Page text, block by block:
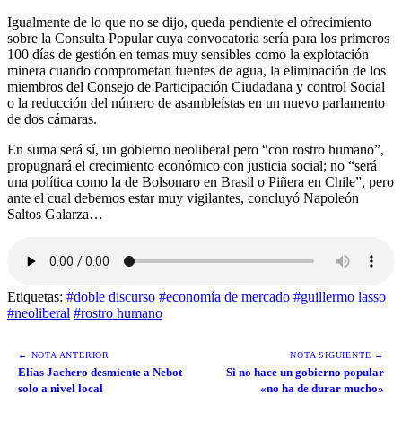
Igualmente de lo que no se dijo, queda pendiente el ofrecimiento
sobre la Consulta Popular cuya convocatoria sería para los primeros
100 días de gestión en temas muy sensibles como la explotación
minera cuando comprometan fuentes de agua, la eliminación de los
miembros del Consejo de Participación Ciudadana y control Social
o la reducción del número de asambleístas en un nuevo parlamento
de dos cámaras.
En suma será sí, un gobierno neoliberal pero “con rostro humano”,
propugnará el crecimiento económico con justicia social; no “será
una política como la de Bolsonaro en Brasil o Piñera en Chile”, pero
ante el cual debemos estar muy vigilantes, concluyó Napoleón
Saltos Galarza…
Etiquetas: #doble discurso #economía de mercado #guillermo lasso
#neoliberal #rostro humano
← NOTA ANTERIOR
Elías Jachero desmiente a Nebot
solo a nivel local
NOTA SIGUIENTE →
Si no hace un gobierno popular
«no ha de durar mucho»